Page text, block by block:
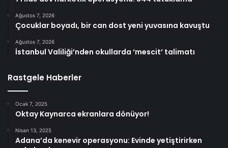
Ağustos 7, 2026
Çocuklar boyadı, bir can dost yeni yuvasına kavuştu
Ağustos 7, 2026
İstanbul Valiliği’nden okullarda ‘mescit’ talimatı
Rastgele Haberler
Ocak 7, 2025
Oktay Kaynarca ekranlara dönüyor!
Nisan 13, 2025
Adana’da kenevir operasyonu: Evinde yetiştirirken